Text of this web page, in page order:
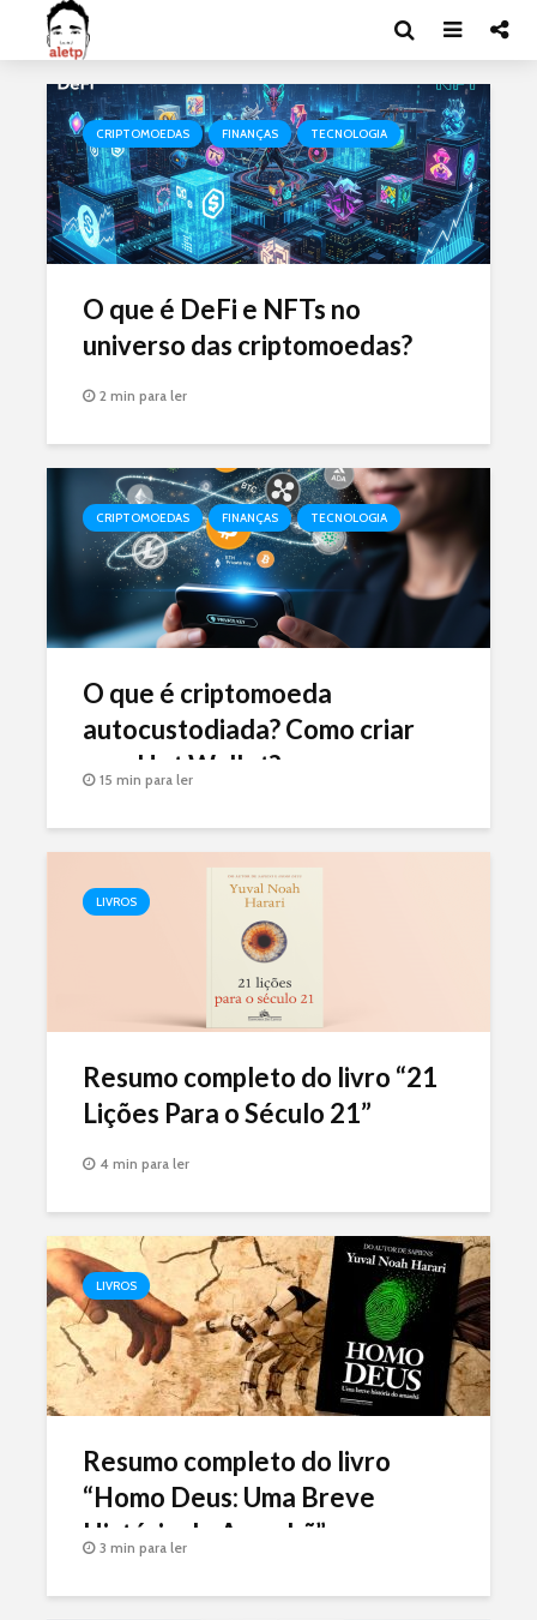
CRIPTOMOEDAS FINANÇAS TECNOLOGIA
O que é DeFi e NFTs no
universo das criptomoedas?
2 min para ler
CRIPTOMOEDAS FINANÇAS TECNOLOGIA
O que é criptomoeda
autocustodiada? Como criar
uma Hot Wallet?
15 min para ler
LIVROS
Resumo completo do livro “21
Lições Para o Século 21”
4 min para ler
LIVROS
Resumo completo do livro
“Homo Deus: Uma Breve
História do Amanhã”
3 min para ler